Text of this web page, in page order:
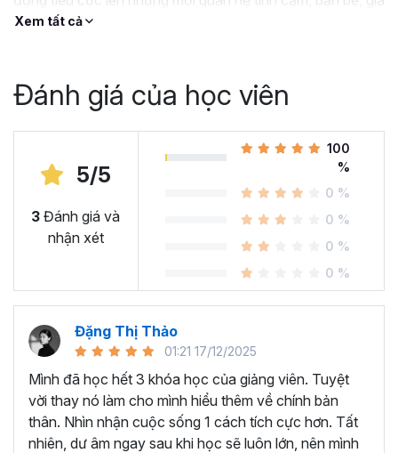
đình cũng như cả trong các mối quan hệ công việc và xã
thì không phải là điều đơn giản, bởi vì trong những khoảnh
khắc cảm xúc đang bị kích động cao độ thì chúng ta
thường mất đi lí trí và rất khó kiểm soát được hành động,
Đó chính là điều mà JoyUni sẽ có thể giúp được các học
viên thông qua khoá học “
cơn giận” với những phương pháp khoa học, mang tính
ứng dụng và rất hiệu quả trong việc chuyển hóa những
cảm xúc giận dữ sang trạng thái tích cực, từ đó cân bằng
và kiểm soát được cảm xúc ngay cả trong những tình
Xem tất cả
Đánh giá của học viên
5/5
3 Đánh giá và
nhận xét
100
%
0 %
0 %
0 %
0 %
Đặng Thị Thảo
01:21 17/12/2025
Mình đã học hết 3 khóa học của giảng viên. Tuyệt
vời thay nó làm cho mình hiểu thêm về chính bản
thân. Nhìn nhận cuộc sống 1 cách tích cực hơn. Tất
nhiên, dư âm ngay sau khi học sẽ luôn lớn, nên mình